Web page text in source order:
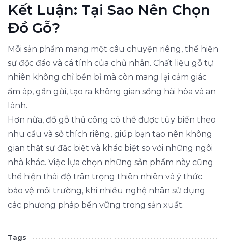
Kết Luận: Tại Sao Nên Chọn
Đồ Gỗ?
Mỗi sản phẩm mang một câu chuyện riêng, thể hiện
sự độc đáo và cá tính của chủ nhân. Chất liệu gỗ tự
nhiên không chỉ bền bỉ mà còn mang lại cảm giác
ấm áp, gần gũi, tạo ra không gian sống hài hòa và an
lành.
Hơn nữa, đồ gỗ thủ công có thể được tùy biến theo
nhu cầu và sở thích riêng, giúp bạn tạo nên không
gian thật sự đặc biệt và khác biệt so với những ngôi
nhà khác. Việc lựa chọn những sản phẩm này cũng
thể hiện thái độ trân trọng thiên nhiên và ý thức
bảo vệ môi trường, khi nhiều nghệ nhân sử dụng
các phương pháp bền vững trong sản xuất.
Tags